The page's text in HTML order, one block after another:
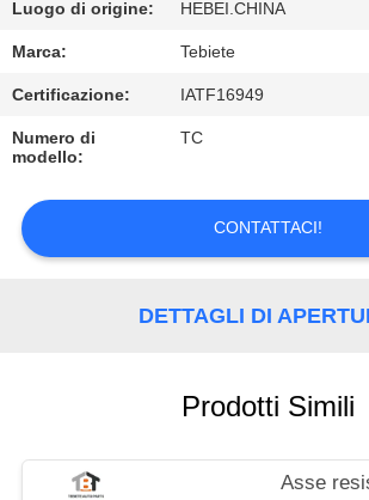
DI
QUALITÀ
CONTATTICI
NOTIZIE
Luogo di origine: HEBEI.CHINA
Marca: Tebiete
Certificazione: IATF16949
Numero di
modello:
TC
CONTATTACI!
DETTAGLI DI
Prodotti Simili
Asse